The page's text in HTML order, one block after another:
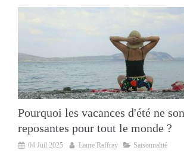
Pourquoi les vacances d'été ne
reposantes pour tout le monde ?
04 Juil 2025 Laure Raffray Saisonnalité